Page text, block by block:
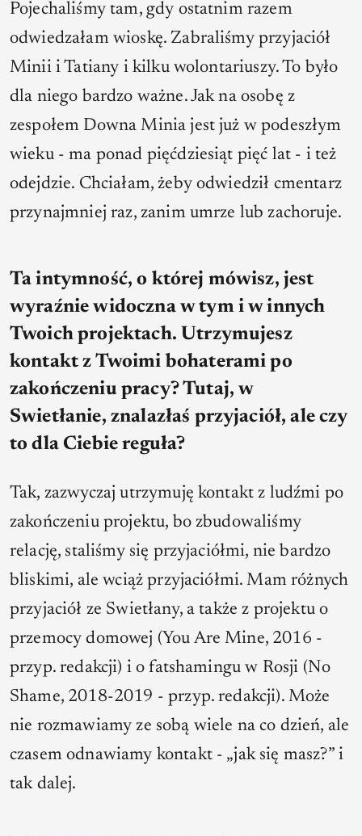
Pojechaliśmy tam, gdy ostatnim razem
odwiedzałam wioskę. Zabraliśmy przyjaciół
Minii i Tatiany i kilku wolontariuszy. To było
dla niego bardzo ważne. Jak na osobę z
zespołem Downa Minia jest już w podeszłym
wieku - ma ponad pięćdziesiąt pięć lat - i też
odejdzie. Chciałam, żeby odwiedził cmentarz
przynajmniej raz, zanim umrze lub zachoruje.
Ta intymność, o której mówisz, jest
wyraźnie widoczna w tym i w innych
Twoich projektach. Utrzymujesz
kontakt z Twoimi bohaterami po
zakończeniu pracy? Tutaj, w
Swietłanie, znalazłaś przyjaciół, ale czy
to dla Ciebie reguła?
Tak, zazwyczaj utrzymuję kontakt z ludźmi po
zakończeniu projektu, bo zbudowaliśmy
relację, staliśmy się przyjaciółmi, nie bardzo
bliskimi, ale wciąż przyjaciółmi. Mam różnych
przyjaciół ze Swietłany, a także z projektu o
przemocy domowej (You Are Mine, 2016 -
przyp. redakcji) i o fatshamingu w Rosji (No
Shame, 2018-2019 - przyp. redakcji). Może
nie rozmawiamy ze sobą wiele na co dzień, ale
czasem odnawiamy kontakt - „jak się masz?” i
tak dalej.